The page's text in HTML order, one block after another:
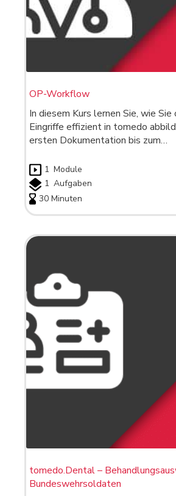
OP-Workflow
In diesem Kurs lernen Sie, wie
Eingriffe effizient in tomedo
ersten Dokumentation bis zum…
1 Module
1 Aufgaben
30 Minuten
tomedo.Dental –
Bundeswehrsoldaten